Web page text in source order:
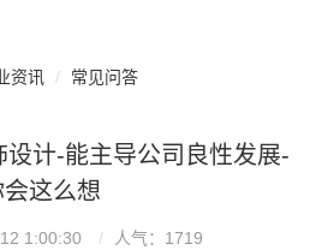
资讯 常见问答
计-能主导公司良性发展-
这么想
1:00:30 人气： 1719